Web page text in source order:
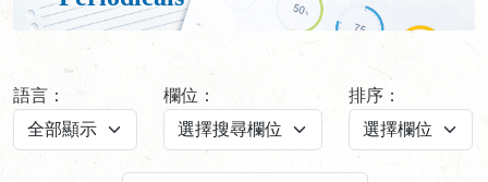
語言： 欄位： 排序：